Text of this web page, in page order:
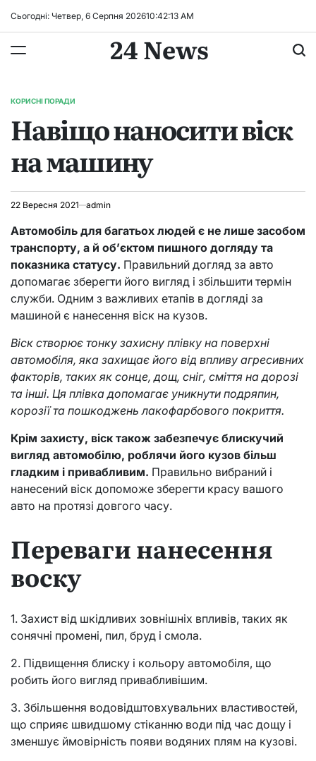
Сьогодні: Четвер, 6 Серпня 202610:42:14 AM
24 News
ОПУБЛІКУВАТИ
КОРИСНІ ПОРАДИ
Навіщо наносити віск
на машину
22 Вересня 2021 admin
Автомобіль для багатьох людей є не лише засобом
транспорту, а й об’єктом пишного догляду та
показника статусу. Правильний догляд за авто
допомагає зберегти його вигляд і збільшити термін
служби. Одним з важливих етапів в догляді за
машиной є нанесення віск на кузов.
Віск створює тонку захисну плівку на поверхні
автомобіля, яка захищає його від впливу агресивних
факторів, таких як сонце, дощ, сніг, сміття на дорозі
та інші. Ця плівка допомагає уникнути подряпин,
корозії та пошкоджень лакофарбового покриття.
Крім захисту, віск також забезпечує блискучий
вигляд автомобілю, роблячи його кузов більш
гладким і привабливим. Правильно вибраний і
нанесений віск допоможе зберегти красу вашого
авто на протязі довгого часу.
Переваги нанесення
воску
1. Захист від шкідливих зовнішніх впливів, таких як
сонячні промені, пил, бруд і смола.
2. Підвищення блиску і кольору автомобіля, що
робить його вигляд привабливішим.
3. Збільшення водовідштовхувальних властивостей,
що сприяє швидшому стіканню води під час дощу і
зменшує ймовірність появи водяних плям на кузові.